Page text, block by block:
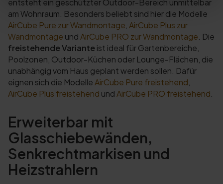
entsteht ein geschützter Outdoor-Bereich unmittelbar
am Wohnraum. Besonders beliebt sind hier die Modelle
AirCube Pure zur Wandmontage,AirCube Plus zur
Wandmontage undAirCube PRO zur Wandmontage. Die
freistehende Varianteist ideal für Gartenbereiche,
Poolzonen, Outdoor-Küchen oder Lounge-Flächen, die
unabhängig vom Haus geplant werden sollen. Dafür
eignen sich die ModelleAirCube Pure freistehend,
AirCube Plus freistehend undAirCube PRO freistehend.
Erweiterbar mit
Glasschiebewänden,
Senkrechtmarkisen und
Heizstrahlern